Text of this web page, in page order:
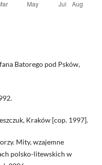
Batorego pod Psków,
Kraków [cop. 1997].
Mity, wzajemne
polsko-litewskich w